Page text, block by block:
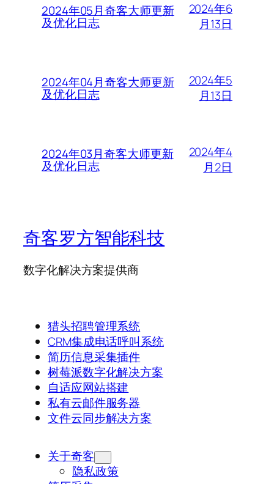
2024年05月奇客大师更新
及优化日志
2024年6
月13日
2024年04月奇客大师更新
及优化日志
2024年5
月13日
2024年03月奇客大师更新
及优化日志
2024年4
月2日
奇客罗方智能科技
数字化解决方案提供商
猎头招聘管理系统
CRM集成电话呼叫系统
简历信息采集插件
树莓派数字化解决方案
自适应网站搭建
私有云邮件服务器
文件云同步解决方案
关于奇客
隐私政策